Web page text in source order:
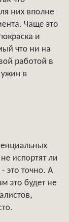
них вполне
Чаще это
и
что ни на
работой в
ужин в
испортят ли
это точно. А
это будет не